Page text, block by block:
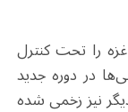
75 درصد نوار غزه را تحت کنترل
از فلسطینی‌ها در دوره جدید
از 150 هزار نفر دیگر نیز زخمی شده